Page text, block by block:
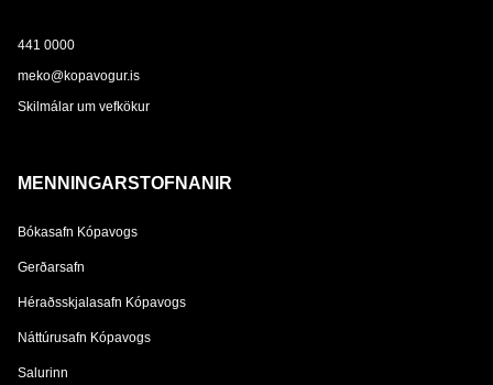
441 0000
meko@kopavogur.is
Skilmálar um vefkökur
MENNINGARSTOFNANIR
Bókasafn Kópavogs
Gerðarsafn
Héraðsskjalasafn Kópavogs
Náttúrusafn Kópavogs
Salurinn